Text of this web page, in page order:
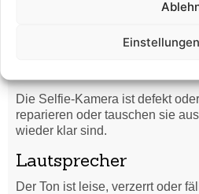
Unscharfe Bilder oder Kamera
scharfe Aufnahmen.
Die Selfie-Kamera ist defekt
reparieren oder tauschen sie
wieder klar sind.
Lautsprecher
Der Ton ist leise, verzerrt oder